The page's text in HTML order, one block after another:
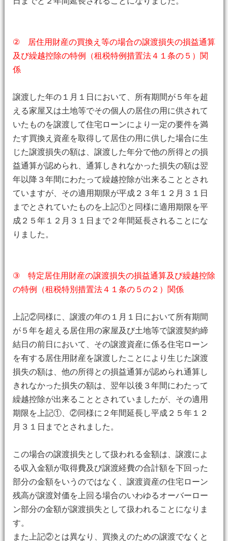
② 居住用財産の買換え等の場合の譲渡損失の損益通算
及び繰越控除の特例（租税特例措置法４１条の５）関
係
譲渡した年の１月１日において、所有期間が５年を超
える家屋又は土地等でその個人の居住の用に供されて
いたものを譲渡して住宅ローンにより一定の要件を満
たす買換え資産を取得して居住の用に供した場合に生
じた譲渡損失の額は、譲渡した年分で他の所得との損
益通算が認められ、通算しきれなかった損失の額は翌
年以降３年間にわたって繰越控除が出来ることとされ
ていますが、その適用期限が平成２３年１２月３１日
までとされていたものを上記①と同様に適用期限を平
成２５年１２月３１日まで２年間延長されることにな
りました。
③ 特定居住用財産の譲渡損失の損益通算及び繰越控除
の特例（租税特別措置法４１条の５の２）関係
上記②同様に、譲渡の年の１月１日において所有期間
が５年を超える居住用の家屋及び土地等で譲渡契約締
結日の前日において、その譲渡資産に係る住宅ローン
を有する居住用財産を譲渡したことにより生じた譲渡
損失の額は、他の所得との損益通算が認められ通算し
きれなかった損失の額は、翌年以後３年間にわたって
繰越控除が出来ることとされていましたが、その適用
期限を上記①、②同様に２年間延長し平成２５年１２
月３１日までとされました。
この場合の譲渡損失として扱われる金額は、譲渡によ
る収入金額が取得費及び譲渡経費の合計額を下回った
部分の金額をいうのではなく、譲渡資産の住宅ローン
残高が譲渡対価を上回る場合のいわゆるオーバーロー
ン部分の金額が譲渡損失として扱われることになりま
す。
また上記②とは異なり、買換えのための譲渡でなくと